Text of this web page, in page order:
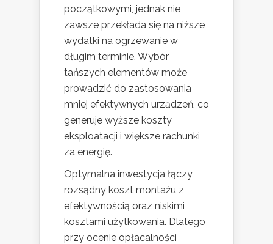
początkowymi, jednak nie
zawsze przekłada się na niższe
wydatki na ogrzewanie w
długim terminie. Wybór
tańszych elementów może
prowadzić do zastosowania
mniej efektywnych urządzeń, co
generuje wyższe koszty
eksploatacji i większe rachunki
za energię.
Optymalna inwestycja łączy
rozsądny koszt montażu z
efektywnością oraz niskimi
kosztami użytkowania. Dlatego
przy ocenie opłacalności